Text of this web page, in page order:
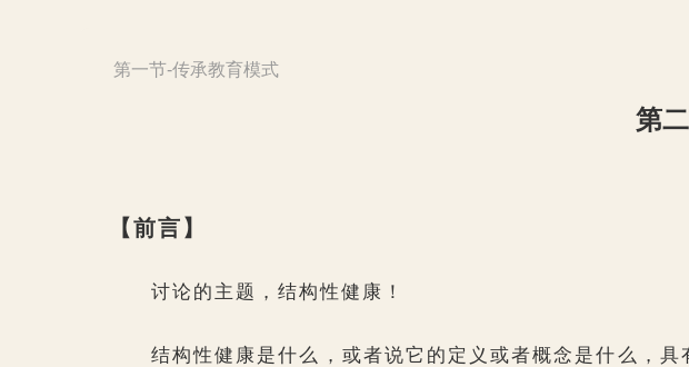
第一节-传承教育模式
第
【前言】
讨论的主题，结构性健康！
结构性健康是什么，或者说它的定义或者概念是什么，